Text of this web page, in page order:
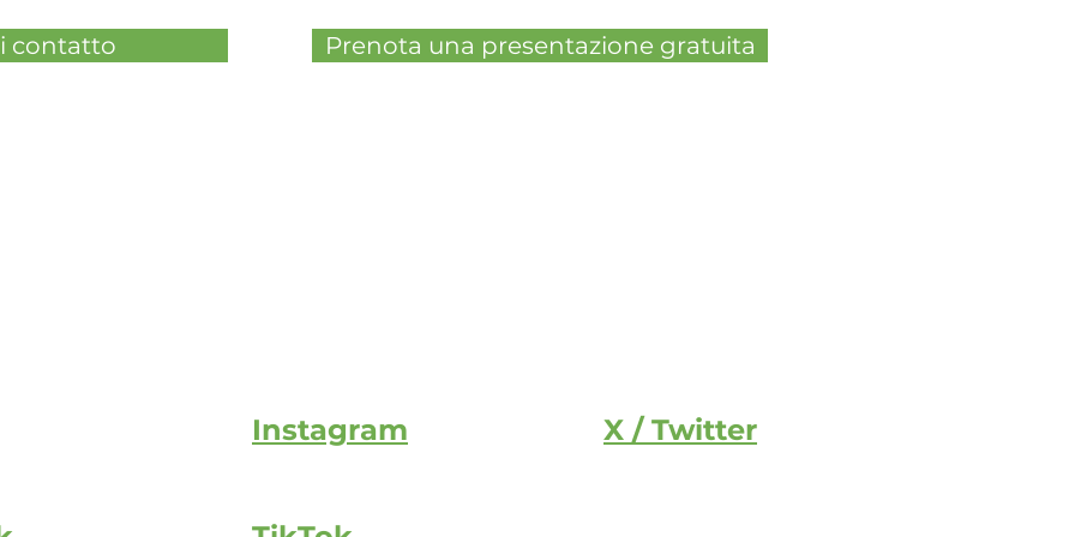
contatto Prenota una presentazione gratuita
Instagram X / Twitter